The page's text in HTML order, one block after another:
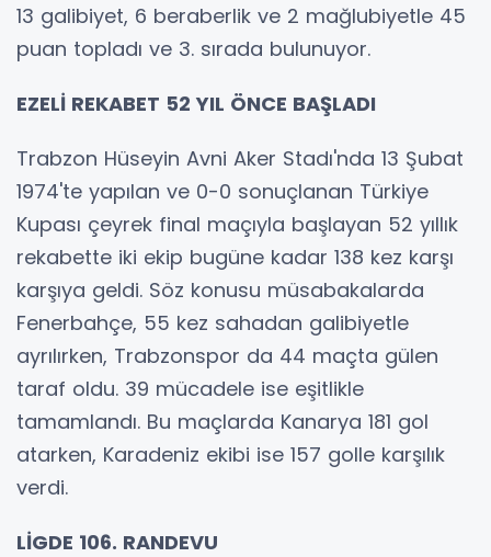
13 galibiyet, 6 beraberlik ve 2 mağlubiyetle 45
puan topladı ve 3. sırada bulunuyor.
EZELİ REKABET 52 YIL ÖNCE BAŞLADI
Trabzon Hüseyin Avni Aker Stadı'nda 13 Şubat
1974'te yapılan ve 0-0 sonuçlanan Türkiye
Kupası çeyrek final maçıyla başlayan 52 yıllık
rekabette iki ekip bugüne kadar 138 kez karşı
karşıya geldi. Söz konusu müsabakalarda
Fenerbahçe, 55 kez sahadan galibiyetle
ayrılırken, Trabzonspor da 44 maçta gülen
taraf oldu. 39 mücadele ise eşitlikle
tamamlandı. Bu maçlarda Kanarya 181 gol
atarken, Karadeniz ekibi ise 157 golle karşılık
verdi.
LİGDE 106. RANDEVU